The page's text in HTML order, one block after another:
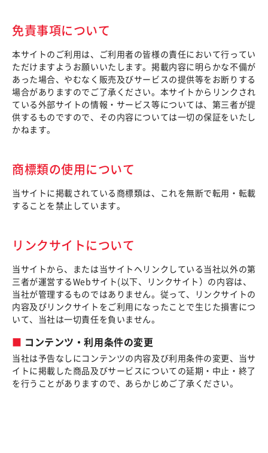
免責事項について
本サイトのご利用は、ご利用者の皆様の責任において行ってい
ただけますようお願いいたします。掲載内容に明らかな不備が
あった場合、やむなく販売及びサービスの提供等をお断りする
場合がありますのでご了承ください。本サイトからリンクされ
ている外部サイトの情報・サービス等については、第三者が提
供するものですので、その内容については一切の保証をいたし
かねます。
商標類の使用について
当サイトに掲載されている商標類は、これを無断で転用・転載
することを禁止しています。
リンクサイトについて
当サイトから、または当サイトへリンクしている当社以外の第
三者が運営するWebサイト(以下、リンクサイト）の内容は、
当社が管理するものではありません。従って、リンクサイトの
内容及びリンクサイトをご利用になったことで生じた損害につ
いて、当社は一切責任を負いません。
コンテンツ・利用条件の変更
当社は予告なしにコンテンツの内容及び利用条件の変更、当サ
イトに掲載した商品及びサービスについての延期・中止・終了
を行うことがありますので、あらかじめご了承ください。